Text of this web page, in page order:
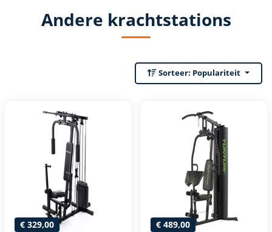
Andere krachtstations
Sorteer: Populariteit
€ 329,00 € 489,00